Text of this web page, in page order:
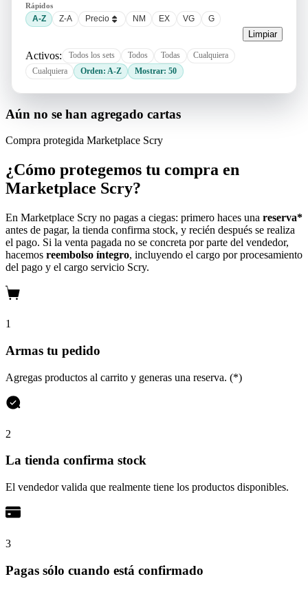
Rápidos
A-Z Z-A Precio NM EX VG G
Limpiar
Activos: Todos los sets Todos Todas
Cualquiera
Cualquiera
Orden: A-Z Mostrar: 50
Aún no se han agregado cartas
Compra protegida Marketplace Scry
¿Cómo protegemos tu compra en
Marketplace Scry?
En Marketplace Scry no pagas a ciegas: primero haces una reserva*
antes de pagar, la tienda confirma stock, y recién después se realiza
el pago. Si la venta pagada no se concreta por parte del vendedor,
hacemos reembolso íntegro, incluyendo el cargo por procesamiento
del pago y el cargo servicio Scry.
1
Armas tu pedido
Agregas productos al carrito y generas una reserva. (*)
2
La tienda confirma stock
El vendedor valida que realmente tiene los productos disponibles.
3
Pagas sólo cuando está confirmado